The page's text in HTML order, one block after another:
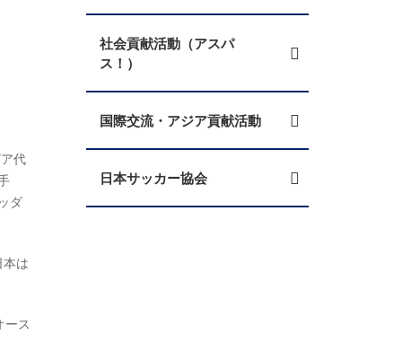
代
ダ
は
ース
社会貢献活動（アスパ
ス！）
国際交流・アジア貢献活動
日本サッカー協会